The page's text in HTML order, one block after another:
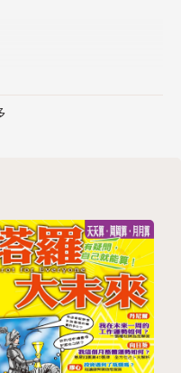
尚指標的V式獨家時
20／30／35+不同
時尚風格練習，只要
身課」，跟大家分享
過飲食和運動，做一個